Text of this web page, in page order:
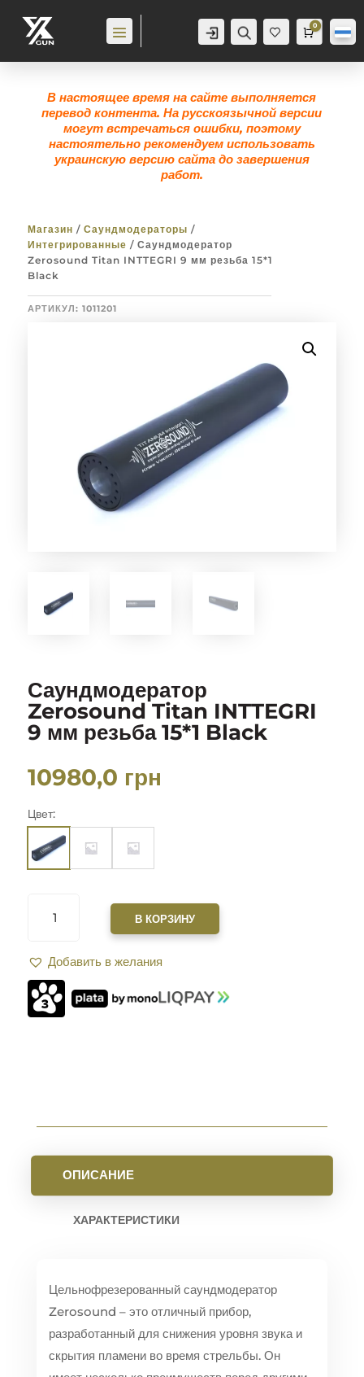
Аккаунт Поиск
Же
лан
Корзина
0
0,0грн
В настоящее время на сайте выполняется
перевод контента. На русскоязычной версии
могут встречаться ошибки, поэтому
настоятельно рекомендуем использовать
украинскую версию сайта до завершения
работ.
Магазин / Саундмодераторы /
Интегрированные / Саундмодератор
Zerosound Titan INTTEGRI 9 мм резьба 15*1
Black
АРТИКУЛ: 1011201
Саундмодератор
Zerosound Titan INTTEGRI
9 мм резьба 15*1 Black
10980,0 грн
Цвет:
ТОВАРА
САУНДМОДЕРАТОР
TITAN
INTTEGRI
9
ММ
В КОРЗИНУ
Добавить в желания
ОПИСАНИЕ
ХАРАКТЕРИСТИКИ
Цельнофрезерованный саундмодератор
Zerosound – это отличный прибор,
разработанный для снижения уровня звука и
скрытия пламени во время стрельбы. Он